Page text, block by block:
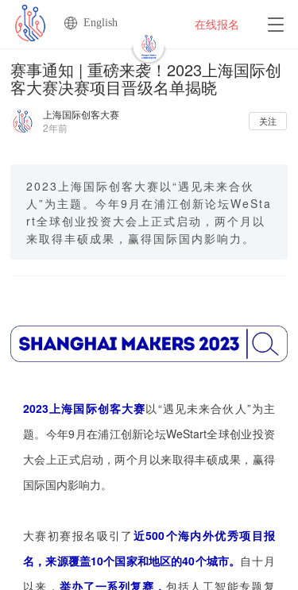
T
g
n
在线报名
English
赛事通知 | 重磅来袭！2023上海国际创
客大赛决赛项目晋级名单揭晓
上海国际创客大赛
2年前
关注
2023上海国际创客大赛以“遇见未来合伙
人”为主题。今年9月在浦江创新论坛WeSta
rt全球创业投资大会上正式启动，两个月以
来取得丰硕成果，赢得国际国内影响力。
2023上海国际创客大赛以“遇见未来合伙人”为主
题。今年9月在浦江创新论坛WeStart全球创业投资
大会上正式启动，两个月以来取得丰硕成果，赢得
国际国内影响力。
大赛初赛报名吸引了 近500个海内外优秀项目报
名，来源覆盖10个国家和地区的40个城市。
自十月
以来，举办了一系列复赛， 包括人工智能专题复